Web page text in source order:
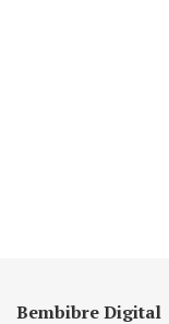
Bembibre Digital